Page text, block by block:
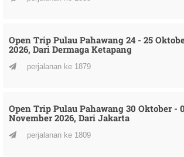
Open Trip Pulau Pahawang 24 - 25
2026, Dari Dermaga Ketapang
perjalanan ke 1879
Open Trip Pulau Pahawang 30 Oktober -
November 2026, Dari Jakarta
perjalanan ke 1809